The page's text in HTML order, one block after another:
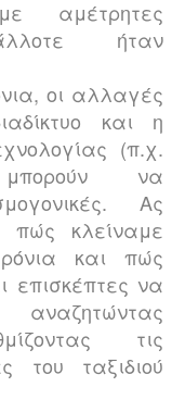
αμέτρητες
ήταν
oι αλλαγές
και η
(π.χ.
να
Ας
πώς κλείναμε
και πώς
επισκέπτες να
τις
του ταξιδιού